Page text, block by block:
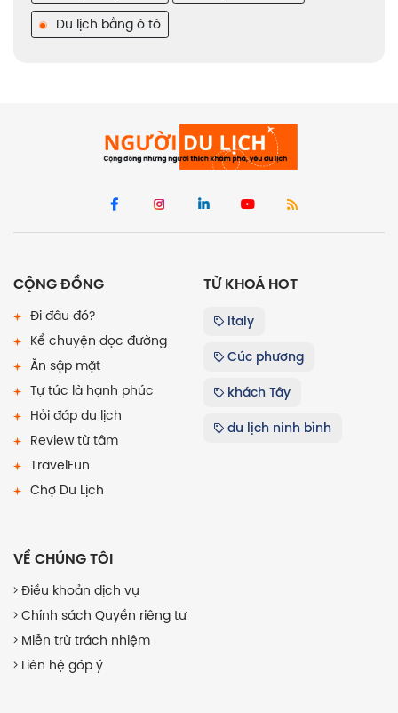
Du lịch bằng ô tô
CỘNG ĐỒNG
Đi đâu đó?
Kể chuyện dọc đường
Ăn sập mặt
Tự túc là hạnh phúc
Hỏi đáp du lịch
Review từ tâm
TravelFun
Chợ Du Lịch
TỪ KHOÁ HOT
Italy
Cúc phương
khách Tây
du lịch ninh bình
VỀ CHÚNG TÔI
Điều khoản dịch vụ
Chính sách Quyền riêng tư
Miễn trừ trách nhiệm
Liên hệ góp ý